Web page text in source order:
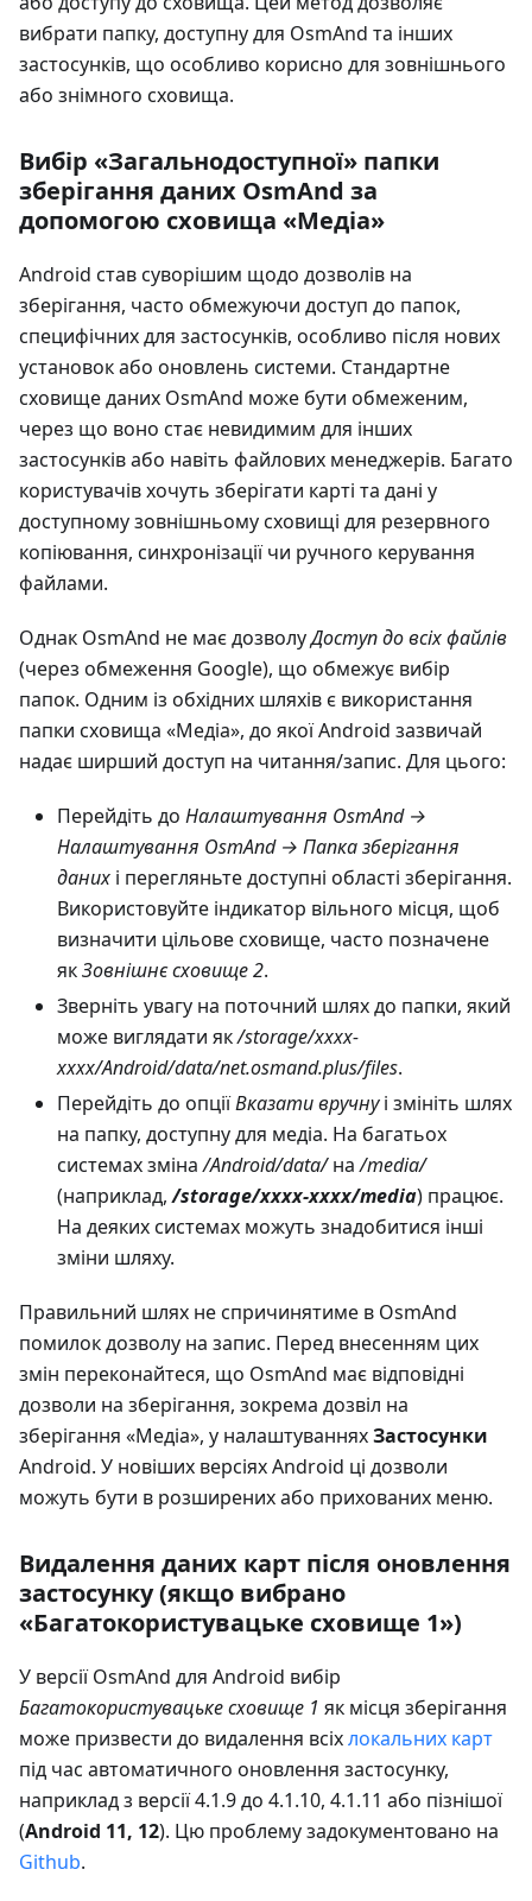
вибрати папку, доступну для OsmAnd та інших
застосунків, що особливо корисно для зовнішнього
або знімного сховища.
Вибір «Загальнодоступної» папки
зберігання даних OsmAnd за
допомогою сховища «Медіа»
Android став суворішим щодо дозволів на
зберігання, часто обмежуючи доступ до папок,
специфічних для застосунків, особливо після нових
установок або оновлень системи. Стандартне
сховище даних OsmAnd може бути обмеженим,
через що воно стає невидимим для інших
застосунків або навіть файлових менеджерів. Багато
користувачів хочуть зберігати карті та дані у
доступному зовнішньому сховищі для резервного
копіювання, синхронізації чи ручного керування
файлами.
Однак OsmAnd не має дозволуДоступ до всіх файлів
(через обмеження Google), що обмежує вибір
папок. Одним із обхідних шляхів є використання
папки сховища «Медіа», до якої Android зазвичай
надає ширший доступ на читання/запис. Для цього:
Перейдіть до Налаштування OsmAnd →
Налаштування OsmAnd → Папка зберігання
даних і перегляньте доступні області зберігання.
Використовуйте індикатор вільного місця, щоб
визначити цільове сховище, часто позначене
якЗовнішнє сховище 2.
Зверніть увагу на поточний шлях до папки, який
може виглядати як/storage/xxxx-
xxxx/Android/data/net.osmand.plus/files.
Перейдіть до опціїВказати вручнуі змініть шлях
на папку, доступну для медіа. На багатьох
системах зміна/Android/data/на/media/
(наприклад,/storage/xxxx-xxxx/media) працює.
На деяких системах можуть знадобитися інші
зміни шляху.
Правильний шлях не спричинятиме в OsmAnd
помилок дозволу на запис. Перед внесенням цих
змін переконайтеся, що OsmAnd має відповідні
дозволи на зберігання, зокрема дозвіл на
зберігання «Медіа», у налаштуванняхЗастосунки
Android. У новіших версіях Android ці дозволи
можуть бути в розширених або прихованих меню.
Видалення даних карт після оновлення
застосунку (якщо вибрано
«Багатокористувацьке сховище 1»)
У версії OsmAnd для Android вибір
Багатокористувацьке сховище 1 як місця зберігання
може призвести до видалення всіхлокальних карт
під час автоматичного оновлення застосунку,
наприклад з версії 4.1.9 до 4.1.10, 4.1.11 або пізнішої
(Android 11, 12). Цю проблему задокументовано на
Github.